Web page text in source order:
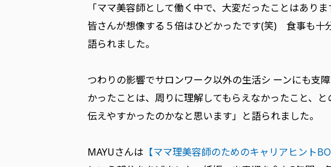
「ママ美容師として働く中で、大変だったことはあり
皆さんが想像する５倍はひどかったです(笑) 食事も十
語られました。
つわりの影響でサロンワーク以外の生活シ ーンにも支
かったことは、周りに理解してもらえなかったこと、
伝えやすかったのかなと思います」と語られました。
MAYUさんは 【ママ理美容師のためのキャリアヒント